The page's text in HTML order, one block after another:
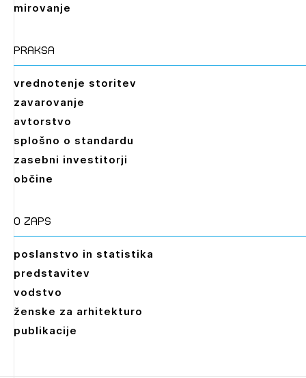
mirovanje
praksa
vrednotenje storitev
zavarovanje
avtorstvo
splošno o standardu
zasebni investitorji
občine
O zaps
poslanstvo in statistika
predstavitev
vodstvo
ženske za arhitekturo
publikacije